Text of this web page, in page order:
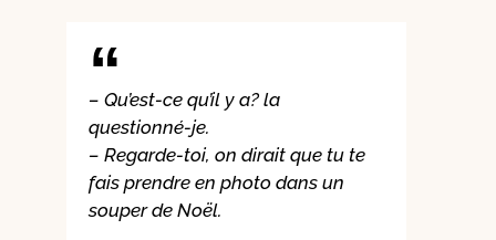
– Qu’est-ce qu’il y a? la
questionné-je.
– Regarde-toi, on dirait que tu te
fais prendre en photo dans un
souper de Noël.